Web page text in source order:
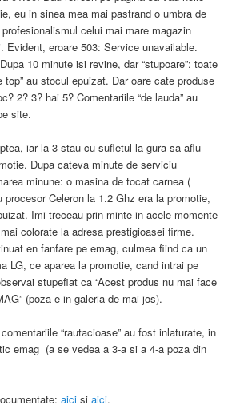
eu in sinea mea mai pastrand o umbra de
celui mai mare magazin
Evident, eroare 503: Service unavailable.
10 minute isi revine, dar “stupoare”: toate
top” au stocul epuizat. Dar oare cate produse
2? 3? hai 5? Comentariile “de lauda” au
site.
iar la 3 stau cu sufletul la gura sa aflu
Dupa cateva minute de serviciu
minune: o masina de tocat carnea (
Celeron la 1.2 Ghz era la promotie,
Imi treceau prin minte in acele momente
colorate la adresa prestigioasei firme.
en fanfare pe emag, culmea fiind ca un
LG, ce aparea la promotie, cand intrai pe
stupefiat ca “Acest produs nu mai face
(poza e in galeria de mai jos).
“rautacioase” au fost inlaturate, in
emag (a se vedea a 3-a si a 4-a poza din
aici siaici.